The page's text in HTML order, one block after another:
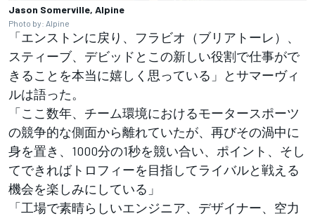
Jason Somerville, Alpine
Photo by: Alpine
「エンストンに戻り、フラビオ（ブリアトーレ）、
スティーブ、デビッドとこの新しい役割で仕事がで
きることを本当に嬉しく思っている」とサマーヴィ
ルは語った。
「ここ数年、チーム環境におけるモータースポーツ
の競争的な側面から離れていたが、再びその渦中に
身を置き、1000分の1秒を競い合い、ポイント、そし
てできればトロフィーを目指してライバルと戦える
機会を楽しみにしている」
「工場で素晴らしいエンジニア、デザイナー、空力